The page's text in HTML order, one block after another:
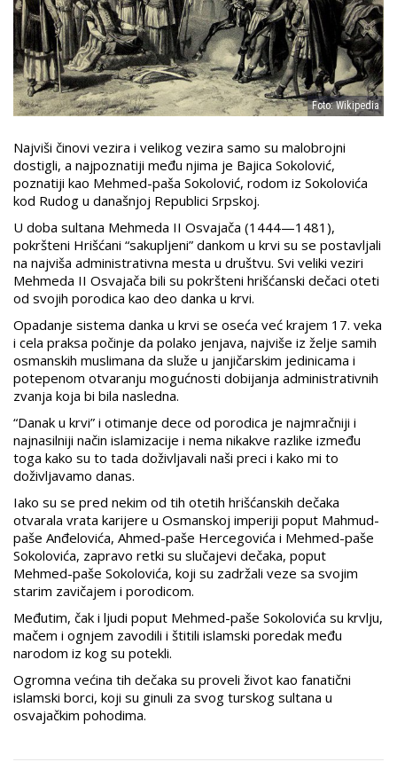
Foto: Wikipedia
Najviši činovi vezira i velikog vezira samo su malobrojni
dostigli, a najpoznatiji među njima je Bajica Sokolović,
poznatiji kao Mehmed-paša Sokolović, rodom iz Sokolovića
kod Rudog u današnjoj Republici Srpskoj.
U doba sultana Mehmeda II Osvajača (1444—1481),
pokršteni Hrišćani “sakupljeni” dankom u krvi su se postavljali
na najviša administrativna mesta u društvu. Svi veliki veziri
Mehmeda II Osvajača bili su pokršteni hrišćanski dečaci oteti
od svojih porodica kao deo danka u krvi.
Opadanje sistema danka u krvi se oseća već krajem 17. veka
i cela praksa počinje da polako jenjava, najviše iz želje samih
osmanskih muslimana da služe u janjičarskim jedinicama i
potepenom otvaranju mogućnosti dobijanja administrativnih
zvanja koja bi bila nasledna.
“Danak u krvi” i otimanje dece od porodica je najmračniji i
najnasilniji način islamizacije i nema nikakve razlike između
toga kako su to tada doživljavali naši preci i kako mi to
doživljavamo danas.
Iako su se pred nekim od tih otetih hrišćanskih dečaka
otvarala vrata karijere u Osmanskoj imperiji poput Mahmud-
paše Anđelovića, Ahmed-paše Hercegovića i Mehmed-paše
Sokolovića, zapravo retki su slučajevi dečaka, poput
Mehmed-paše Sokolovića, koji su zadržali veze sa svojim
starim zavičajem i porodicom.
Međutim, čak i ljudi poput Mehmed-paše Sokolovića su krvlju,
mačem i ognjem zavodili i štitili islamski poredak među
narodom iz kog su potekli.
Ogromna većina tih dečaka su proveli život kao fanatični
islamski borci, koji su ginuli za svog turskog sultana u
osvajačkim pohodima.